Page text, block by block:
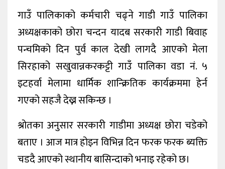
गाउँ पालिकाको कर्मचारी चढ्ने गाडी गाउँ पालिका
अध्यक्षकाको छोरा चन्दन यादब सरकारी गाडी बिवाह
पन्चमिको दिन पुर्व काल देखी लागदै आएको मेला
सिरहाको सखुवान्नकरकट्टी गाउँ पालिका वडा नं. ५
इटहर्वा मेलामा धार्मिक शान्क्रितिक कार्यक्रममा हेर्न
गएको सहजै देख्न सकिन्छ ।
श्रोतका अनुसार सरकारी गाडीमा अध्यक्ष छोरा चडेको
बताए । आज मात्र होइन विभिन्न दिन फरक फरक ब्यक्ति
चडदै आएको स्थानीय बासिन्दाको भनाइ रहेको छ।